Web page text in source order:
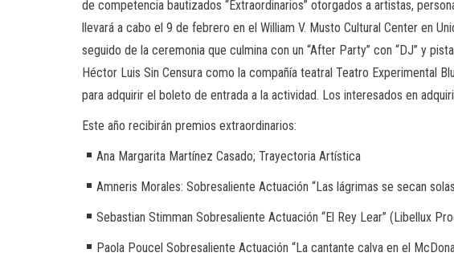
de competencia bautizados “Extraordinarios” otorgados a artistas,
llevará a cabo el 9 de febrero en el William V. Musto Cultural Center en
seguido de la ceremonia que culmina con un “After Party” con “DJ” y
Héctor Luis Sin Censura como la compañía teatral Teatro Experimental
para adquirir el boleto de entrada a la actividad. Los interesados en
Este año recibirán premios extraordinarios:
Ana Margarita Martínez Casado; Trayectoria Artística
Amneris Morales: Sobresaliente Actuación “Las lágrimas se secan
Sebastian Stimman Sobresaliente Actuación “El Rey Lear” (Libellux
Paola Poucel Sobresaliente Actuación “La cantante calva en el